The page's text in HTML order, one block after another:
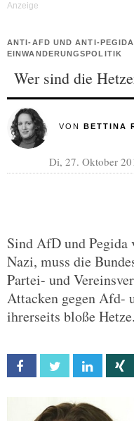
ANTI-AFD UND ANTI-
EINWANDERUNGSPOLITIK
Wer sind die
VON BETTINA
Di, 27. Oktober
Sind AfD und
Nazi, muss die
Partei- und
Attacken gegen Afd-
ihrerseits bloße Hetze.
Facebook Twitter Linkedin